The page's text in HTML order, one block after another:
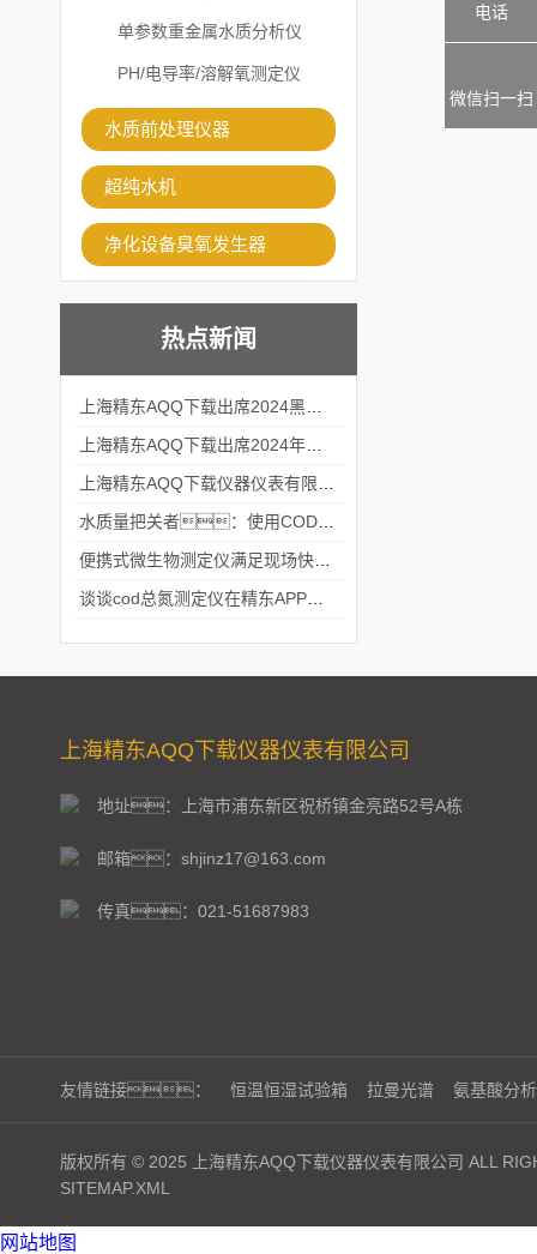
载安装
单参数重金属水质分析仪
PH/电导率/溶解氧测定仪
水质前处理仪器
超纯水机
净化设备臭氧发生器
热点新闻
上海精东AQQ下载仪器仪表有限公司
地址：上海市浦东新区祝桥镇金亮路52号A栋
邮箱：shjinz17@163.com
传真：021-51687983
友情链接： 恒温恒湿试验箱 拉曼光谱 氨基酸分
版权所有 © 2025 上海精东AQQ下载仪器仪表有限公司 ALL
SITEMAP.XML
电话
微信扫一扫
网站地图